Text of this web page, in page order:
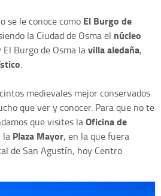
se le conoce como El Burgo de
la Ciudad de Osma el núcleo
El Burgo de Osma lavilla aledaña,
.
medievales mejor conservados
que ver y conocer. Para que no te
que visites laOficina de
la Plaza Mayor, en la que fuera
de San Agustín, hoy Centro